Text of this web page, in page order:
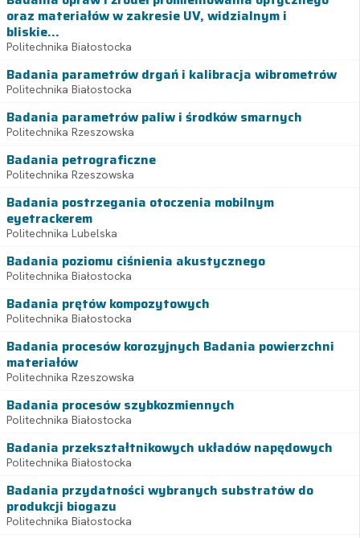
oraz materiałów w zakresie UV, widzialnym i
bliskie...
Politechnika Białostocka
Badania parametrów drgań i kalibracja wibrometrów
Politechnika Białostocka
Badania parametrów paliw i środków smarnych
Politechnika Rzeszowska
Badania petrograficzne
Politechnika Rzeszowska
Badania postrzegania otoczenia mobilnym
eyetrackerem
Politechnika Lubelska
Badania poziomu ciśnienia akustycznego
Politechnika Białostocka
Badania prętów kompozytowych
Politechnika Białostocka
Badania procesów korozyjnych Badania powierzchni
materiałów
Politechnika Rzeszowska
Badania procesów szybkozmiennych
Politechnika Białostocka
Badania przekształtnikowych układów napędowych
Politechnika Białostocka
Badania przydatności wybranych substratów do
produkcji biogazu
Politechnika Białostocka